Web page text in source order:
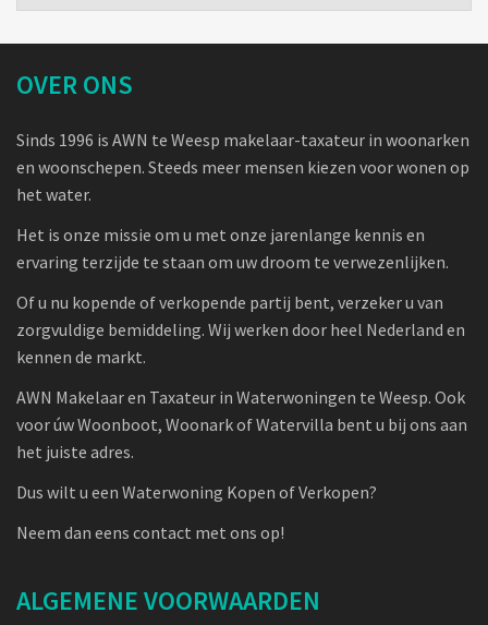
OVER ONS
Sinds 1996 is AWN te Weesp makelaar-taxateur in woonarken
en woonschepen. Steeds meer mensen kiezen voor wonen op
het water.
Het is onze missie om u met onze jarenlange kennis en
ervaring terzijde te staan om uw droom te verwezenlijken.
Of u nu kopende of verkopende partij bent, verzeker u van
zorgvuldige bemiddeling. Wij werken door heel Nederland en
kennen de markt.
AWN Makelaar en Taxateur in Waterwoningen te Weesp. Ook
voor úw Woonboot, Woonark of Watervilla bent u bij ons aan
het juiste adres.
Dus wilt u een Waterwoning Kopen of Verkopen?
Neem dan eens contact met ons op!
ALGEMENE VOORWAARDEN